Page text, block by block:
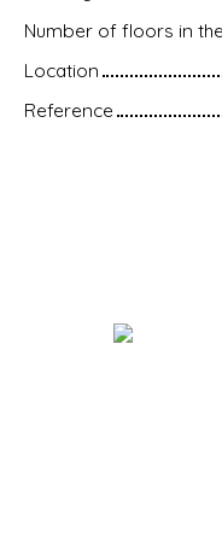
Number of floors in
Location
Reference